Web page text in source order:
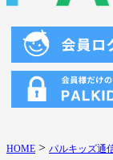
HOME > パルキッズ通